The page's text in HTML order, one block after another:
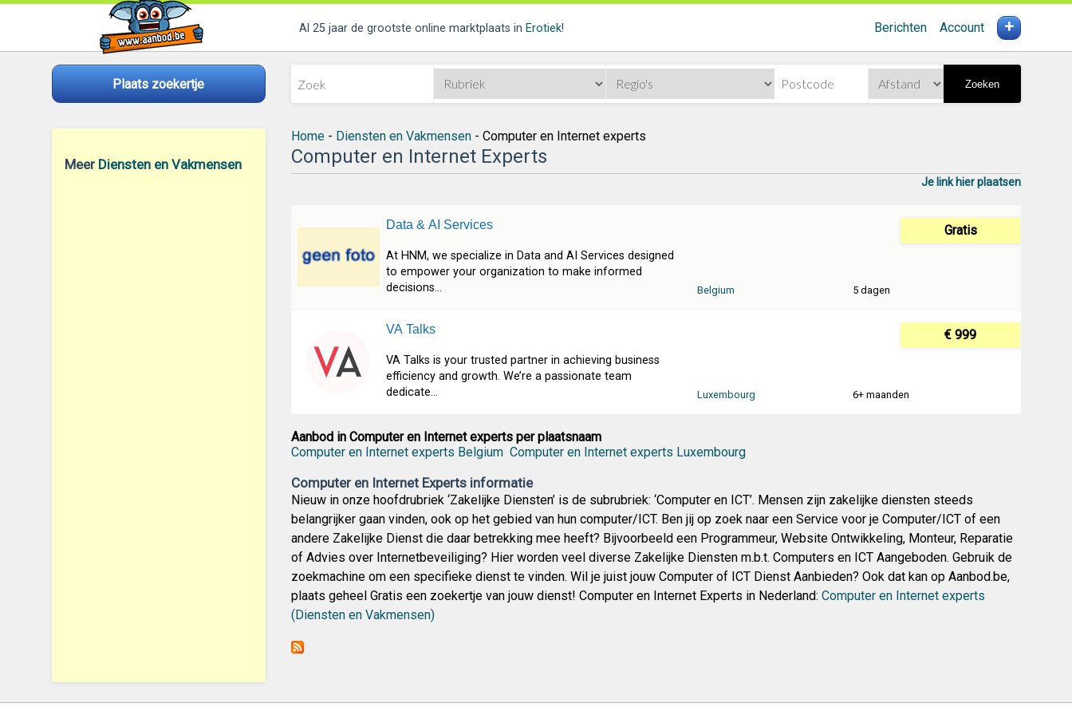
Al 25 jaar de grootste online marktplaats in Erotiek! Berichten Account +
Plaats zoekertje Zoeken
Meer Diensten en Vakmensen
Home- Diensten en Vakmensen- Computer en Internet experts
Computer en Internet Experts
Je link hier plaatsen
Data & AI Services
At HNM, we specialize in Data and AI Services designed
to empower your organization to make informed
decisions...
Gratis
Belgium 5 dagen
VA Talks
VA Talks is your trusted partner in achieving business
efficiency and growth. We’re a passionate team
dedicate...
€ 999
Luxembourg 6+ maanden
Aanbod in Computer en Internet experts per plaatsnaam
Computer en Internet experts Belgium Computer en Internet experts Luxembourg
Computer en Internet Experts informatie
Nieuw in onze hoofdrubriek ‘Zakelijke Diensten’ is de subrubriek: ‘Computer en ICT’. Mensen zijn zakelijke diensten steeds
belangrijker gaan vinden, ook op het gebied van hun computer/ICT. Ben jij op zoek naar een Service voor je Computer/ICT of een
andere Zakelijke Dienst die daar betrekking mee heeft? Bijvoorbeeld een Programmeur, Website Ontwikkeling, Monteur, Reparatie
of Advies over Internetbeveiliging? Hier worden veel diverse Zakelijke Diensten m.b.t. Computers en ICT Aangeboden. Gebruik de
zoekmachine om een specifieke dienst te vinden. Wil je juist jouw Computer of ICT Dienst Aanbieden? Ook dat kan op Aanbod.be,
plaats geheel Gratis een zoekertje van jouw dienst! Computer en Internet Experts in Nederland: Computer en Internet experts
(Diensten en Vakmensen)